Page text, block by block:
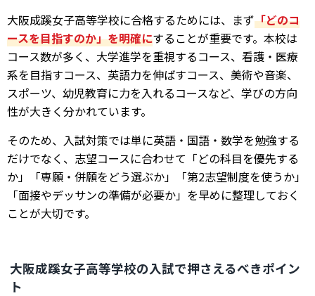
大阪成蹊女子高等学校に合格するためには、まず「どのコ
ースを目指すのか」を明確にすることが重要です。本校は
コース数が多く、大学進学を重視するコース、看護・医療
系を目指すコース、英語力を伸ばすコース、美術や音楽、
スポーツ、幼児教育に力を入れるコースなど、学びの方向
性が大きく分かれています。
そのため、入試対策では単に英語・国語・数学を勉強する
だけでなく、志望コースに合わせて「どの科目を優先する
か」「専願・併願をどう選ぶか」「第2志望制度を使うか」
「面接やデッサンの準備が必要か」を早めに整理しておく
ことが大切です。
大阪成蹊女子高等学校の入試で押さえるべきポイン
ト